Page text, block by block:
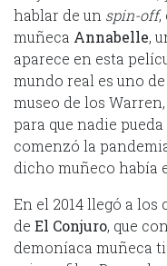
hablar de un spin-off,
muñeca Annabelle,
aparece en esta
mundo real es uno
museo de los
para que nadie
comenzó la
dicho muñeco había
En el 2014 llegó a los
de El Conjuro, que
demoníaca muñeca